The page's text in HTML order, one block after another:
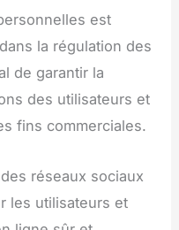
est
la régulation des
de garantir la
des utilisateurs et
fins commerciales.
réseaux sociaux
les utilisateurs et